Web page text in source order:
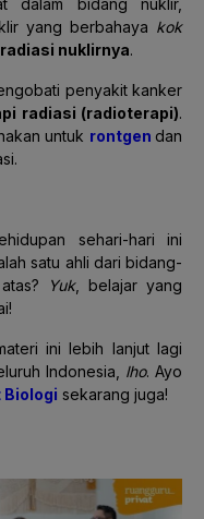
dalam bidang nuklir,
yang berbahaya kok
radiasi nuklirnya.
penyakit kanker
radiasi (radioterapi).
untuk rontgen dan
sehari-hari ini
satu ahli dari bidang-
Yuk, belajar yang
ini lebih lanjut lagi
Indonesia, lho. Ayo
Biologi sekarang juga!